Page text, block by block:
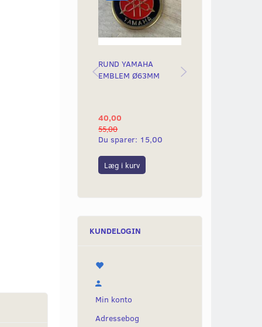
RUND YAMAHA
EMBLEM Ø63MM
40,00
55,00
Du sparer: 15,00
Læg i kurv
KUNDELOGIN
Min konto
Adressebog